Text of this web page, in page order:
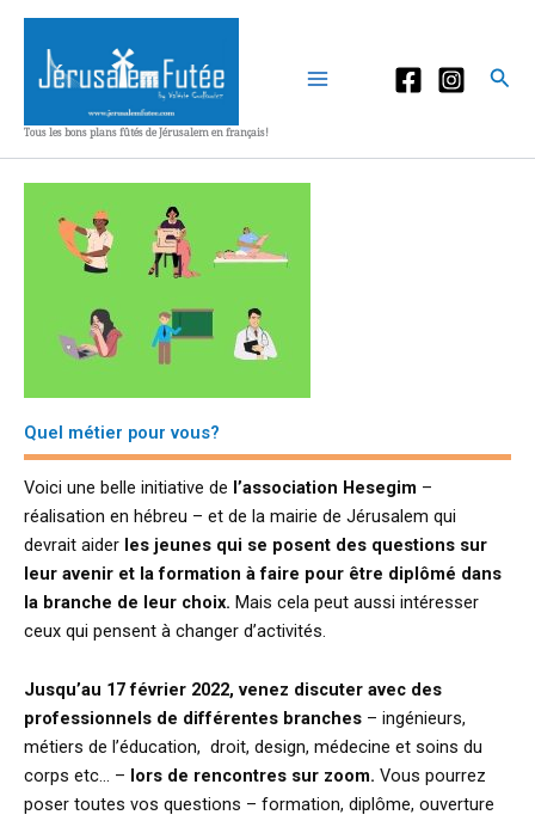
Aller
contenu
Tous les bons plans fûtés de Jérusalem en français!
Quel métier pour vous?
Voici une belle initiative de l’association Hesegim –
réalisation en hébreu – et de la mairie de Jérusalem qui
devrait aider les jeunes qui se posent des questions sur
leur avenir et la formation à faire pour être diplômé dans
la branche de leur choix. Mais cela peut aussi intéresser
ceux qui pensent à changer d’activités.
Jusqu’au 17 février 2022, venez discuter avec des
professionnels de différentes branches – ingénieurs,
métiers de l’éducation, droit, design, médecine et soins du
corps etc… – lors de rencontres sur zoom. Vous pourrez
poser toutes vos questions – formation, diplôme, ouverture